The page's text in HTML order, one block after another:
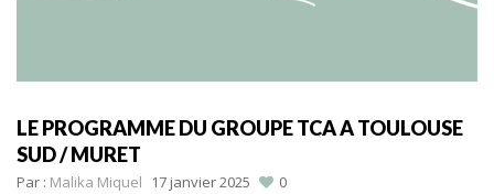
LE PROGRAMME DU GROUPE TCA A TOULOUSE
SUD / MURET
Par : Malika Miquel 17 janvier 2025 0